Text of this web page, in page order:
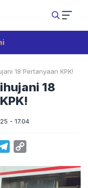
18 Pertanyaan KPK!
18
- 17.04
Telegram